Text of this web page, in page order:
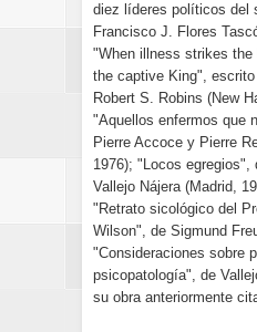
diez líderes políticos del
Francisco J. Flores
"When illness strikes the
the captive King",
Robert S. Robins (New
"Aquellos enfermos que
Pierre Accoce y Pierre
1976); "Locos egregios",
Vallejo Nájera (Madrid,
"Retrato sicológico del
Wilson", de Sigmund
"Consideraciones sobre
psicopatología", de
su obra anteriormente